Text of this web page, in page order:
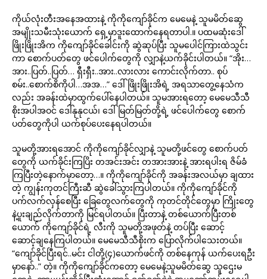
ကိုယ်လုံးတီးအနေအထားနဲ့ ကိုကိုကျော်ခိုင်က မေမေနဲ့ သူမမိတ်ဆွေ
အမျိုးသမီးသုံးယောက် ရှေ့မှာဒူးထောက်နေရတာပါ.။ ပထမဆုံးဒေါ်
ဖြိုးဖြိုးအိက ကိုကျော်ခိုင်ခေါင်းကို ဆွဲဆုပ်ပြီး သူမပေါင်ကြားထဲသွင်း
ကာ စောက်ပတ်တွေ ဖင်ပေါက်တွေကို လျှာနဲ့ယက်ခိုင်းပါတယ်။ “အိုး…
အား..ပြတ်..ပြတ်… ရှီးရှီး..အား..လားလား ကောင်းလိုက်တာ.. စုပ်
စမ်း..စောက်စိကိုပါ…အအ…” ဒေါ်ဖြိုးဖြိုးအိရဲ့ အရသာတွေ့နေသံက
လည်း အခန်းထဲမှာထွက်ပေါ်နေပါတယ်။ သူမအားရတော့ မေမေသီသီ
စိုးအပါအဝင် ဒေါ်နုနုငယ်၊ ဒေါ်မြတ်မြတ်တို့ရဲ့ ဖင်ပေါက်တွေ စောက်
ပတ်တွေကိုပါ ယက်စုပ်ပေးနေရပါတယ်။
သူမတို့အားရအောင် ကိုကိုကျော်ခိုင်လျှာနဲ့ သူမတို့ဖင်တွေ စောက်ပတ်
တွေကို ယက်ခိုင်းကြပြိး တအင်းအင်း တအားအားနဲ့ အားရပါးရ ဇိမ်ခံ
ကြပြီးတဲ့နောက်မှာတော့…။ ကိုကိုကျော်ခိုင်ကို အခန်းအလယ်မှာ ချထား
တဲ့ ကျွန်းကုတင်ကြီးဆီ ဆွဲခေါ်သွားကြပါတယ်။ ကိုကိုကျော်ခိုင်ကို
ပက်လက်လှန်စေပြီး ခြေတွေလက်တွေကို ကုတင်တိုင်တွေမှာ ကြိုးတွေ
နဲ့ပူးချည်လိုက်တာကို မြင်ရပါတယ်။ ပြီးတာနဲ့ တစ်ယောက်ပြီးတစ်
ယောက် ကိုကျော်ခိုင်ရဲ့ လီးကို သူမတို့အဖုတ်နဲ့ တပ်ပြီး ဆောင့်
ဆောင့်ချနေကြပါတယ်။ မေမေသီသီစိုးက ပြောလိုက်ပါသေးတယ်။
“ကျော်ခိုင်ပြီးရင်..မင်း ငါတို့(၄)ယောက်ဖင်ကို တစ်နေကုန် ယက်ပေးရဦး
မှာနော်..” တဲ့။ ကိုကိုကျော်ခိုင်ကတော့ မေမေနဲ့သူမမိတ်ဆွေ သူဌေးမ